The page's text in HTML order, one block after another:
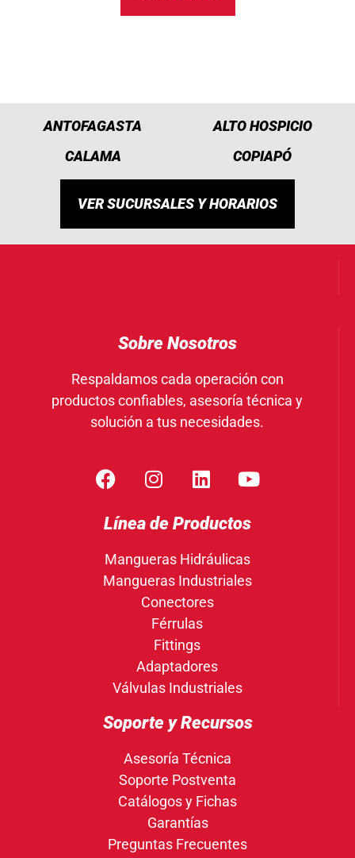
ANTOFAGASTA
ALTO HOSPICIO
CALAMA
COPIAPÓ
VER SUCURSALES Y HORARIOS
Sobre Nosotros
Respaldamos cada operación con
productos confiables, asesoría técnica y
solución a tus necesidades.
Línea de Productos
Mangueras Hidráulicas
Mangueras Industriales
Conectores
Férrulas
Fittings
Adaptadores
Válvulas Industriales
Soporte y Recursos
Asesoría Técnica
Soporte Postventa
Catálogos y Fichas
Garantías
Preguntas Frecuentes